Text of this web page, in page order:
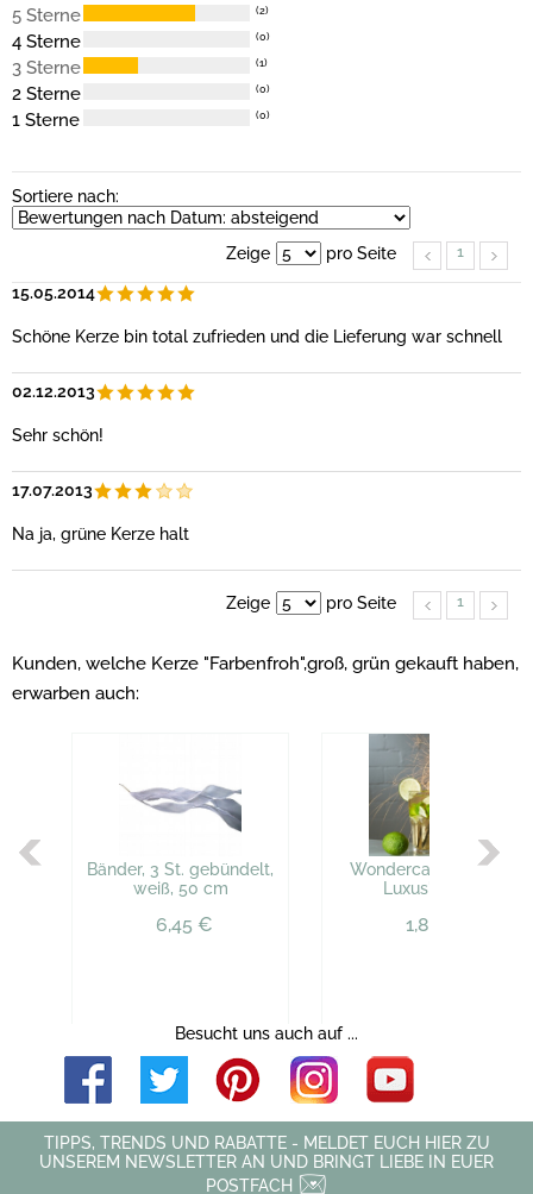
5 Sterne (2)
4 Sterne (0)
3 Sterne (1)
2 Sterne (0)
1 Sterne (0)
Sortiere nach:
Zeige pro Seite 1
15.05.2014
Schöne Kerze bin total zufrieden und die Lieferung war schnell
02.12.2013
Sehr schön!
17.07.2013
Na ja, grüne Kerze halt
Zeige pro Seite 1
Kunden, welche Kerze "Farbenfroh",groß, grün gekauft haben,
erwarben auch:
Bänder, 3 St. gebündelt,
weiß, 50 cm
6,45 €
Wondercandle "Herz
Luxus", gold
1,80 €
Besucht uns auch auf ...
TIPPS, TRENDS UND RABATTE - MELDET EUCH HIER ZU
UNSEREM NEWSLETTER AN UND BRINGT LIEBE IN EUER
POSTFACH